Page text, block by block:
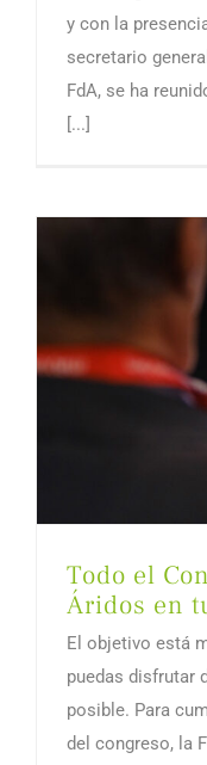
y con la
secretario
FdA, se ha
[...]
Todo el
Áridos en
El objetivo está
puedas disfrutar
posible. Para
del congreso, la